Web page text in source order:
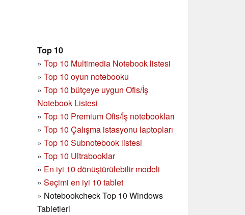
Top 10
» Top 10 Multimedia Notebook listesi
» Top 10 oyun notebooku
» Top 10 bütçeye uygun Ofis/İş
Notebook Listesi
» Top 10 Premium Ofis/İş notebookları
» Top 10 Çalışma istasyonu laptopları
» Top 10 Subnotebook listesi
» Top 10 Ultrabooklar
» En iyi 10 dönüştürülebilir modeli
» Seçimi en iyi 10 tablet
» Notebookcheck Top 10 Windows
Tabletleri